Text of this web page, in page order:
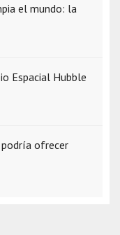
el mundo: la
Espacial Hubble
podría ofrecer